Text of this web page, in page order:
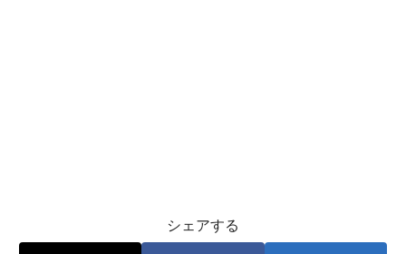
シェアする